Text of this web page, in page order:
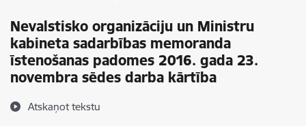
Nevalstisko organizāciju un Ministru
kabineta sadarbības memoranda
īstenošanas padomes 2016. gada 23.
novembra sēdes darba kārtība
Atskaņot tekstu